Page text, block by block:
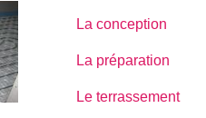
La conception
La préparation
Le terrassement